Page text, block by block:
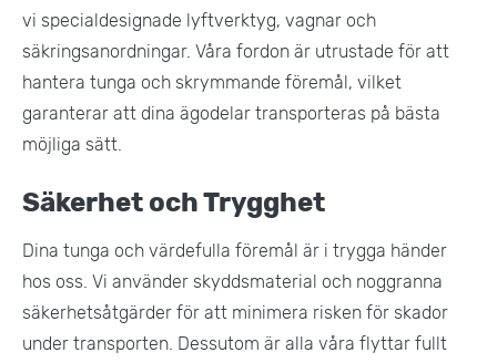
vi specialdesignade lyftverktyg, vagnar och
säkringsanordningar. Våra fordon är utrustade för att
hantera tunga och skrymmande föremål, vilket
garanterar att dina ägodelar transporteras på bästa
möjliga sätt.
Säkerhet och Trygghet
Dina tunga och värdefulla föremål är i trygga händer
hos oss. Vi använder skyddsmaterial och noggranna
säkerhetsåtgärder för att minimera risken för skador
under transporten. Dessutom är alla våra flyttar fullt